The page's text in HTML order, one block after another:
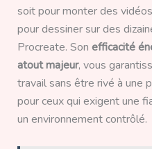
soit pour monter des
pour dessiner sur des
Procreate. Son efficacité
atout majeur, vous
travail sans être rivé à une
pour ceux qui exigent une
un environnement contrôlé.